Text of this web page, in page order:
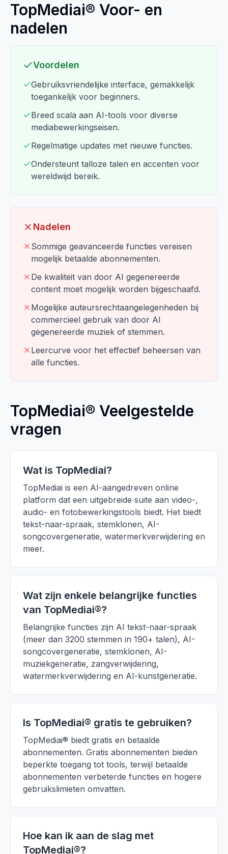
TopMediai® Voor- en
nadelen
Voordelen
Gebruiksvriendelijke interface, gemakkelijk
toegankelijk voor beginners.
Breed scala aan AI-tools voor diverse
mediabewerkingseisen.
Regelmatige updates met nieuwe functies.
Ondersteunt talloze talen en accenten voor
wereldwijd bereik.
Nadelen
Sommige geavanceerde functies vereisen
mogelijk betaalde abonnementen.
De kwaliteit van door AI gegenereerde
content moet mogelijk worden bijgeschaafd.
Mogelijke auteursrechtaangelegenheden bij
commercieel gebruik van door AI
gegenereerde muziek of stemmen.
Leercurve voor het effectief beheersen van
alle functies.
TopMediai® Veelgestelde
vragen
Wat is TopMediai?
TopMediai is een AI-aangedreven online
platform dat een uitgebreide suite aan video-,
audio- en fotobewerkingstools biedt. Het biedt
tekst-naar-spraak, stemklonen, AI-
songcovergeneratie, watermerkverwijdering en
meer.
Wat zijn enkele belangrijke functies
van TopMediai®?
Belangrijke functies zijn AI tekst-naar-spraak
(meer dan 3200 stemmen in 190+ talen), AI-
songcovergeneratie, stemklonen, AI-
muziekgeneratie, zangverwijdering,
watermerkverwijdering en AI-kunstgeneratie.
Is TopMediai® gratis te gebruiken?
TopMediai® biedt gratis en betaalde
abonnementen. Gratis abonnementen bieden
beperkte toegang tot tools, terwijl betaalde
abonnementen verbeterde functies en hogere
gebruikslimieten omvatten.
Hoe kan ik aan de slag met
TopMediai®?